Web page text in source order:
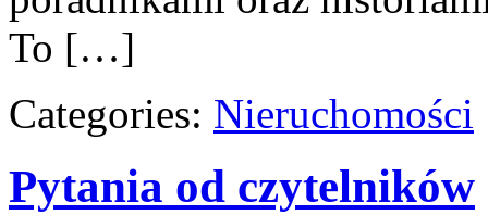
To […]
Categories: Nieruchomości
Pytania od czytelników